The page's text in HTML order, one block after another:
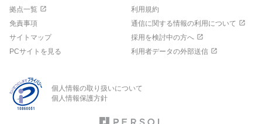
拠点一覧
利用規約
免責事項
通信に関する情報の利用について
サイトマップ
採用を検討中の方へ
PCサイトを見る
利用者データの外部送信
個人情報の取り扱いについて
個人情報保護方針